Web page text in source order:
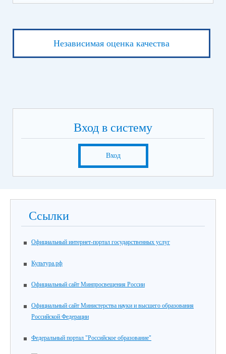
Независимая оценка качества
Вход в систему
Вход
Ссылки
Официальный интернет-портал государственных услуг
Культура.рф
Официальный сайт Минпросвещения России
Официальный сайт Министерства науки и высшего образования
Российской Федерации
Федеральный портал "Российское образование"